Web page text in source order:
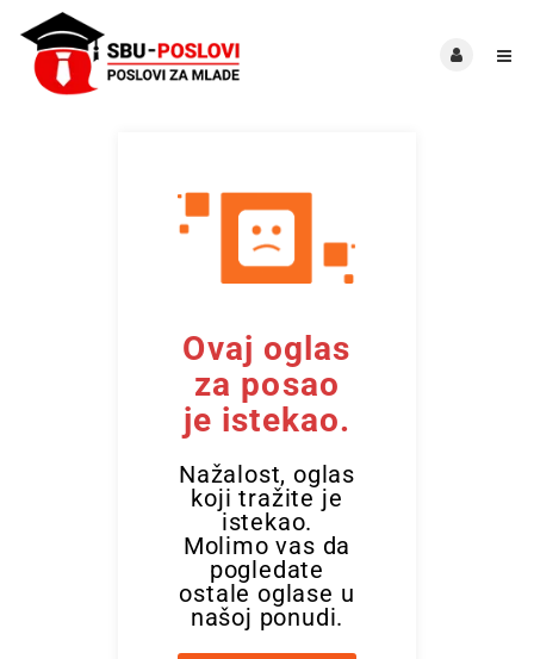
Ovaj oglas
za posao
je istekao.
Nažalost, oglas
koji tražite je
istekao.
Molimo vas da
pogledate
ostale oglase u
našoj ponudi.